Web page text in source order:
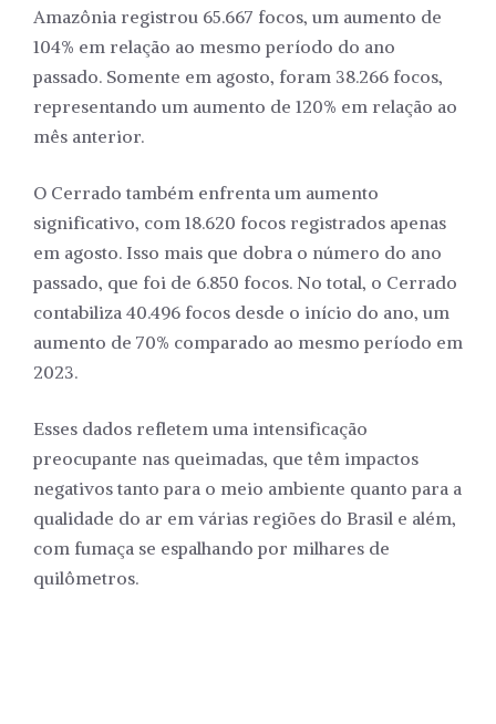
Amazônia registrou 65.667 focos, um aumento de
104% em relação ao mesmo período do ano
passado. Somente em agosto, foram 38.266 focos,
representando um aumento de 120% em relação ao
mês anterior.
O Cerrado também enfrenta um aumento
significativo, com 18.620 focos registrados apenas
em agosto. Isso mais que dobra o número do ano
passado, que foi de 6.850 focos. No total, o Cerrado
contabiliza 40.496 focos desde o início do ano, um
aumento de 70% comparado ao mesmo período em
2023.
Esses dados refletem uma intensificação
preocupante nas queimadas, que têm impactos
negativos tanto para o meio ambiente quanto para a
qualidade do ar em várias regiões do Brasil e além,
com fumaça se espalhando por milhares de
quilômetros.